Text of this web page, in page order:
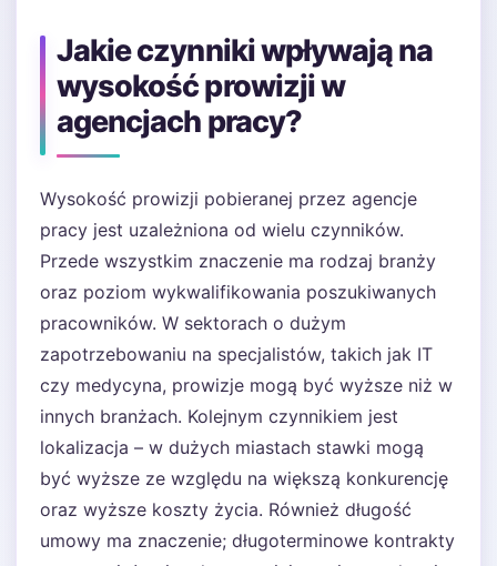
Jakie czynniki wpływają na
wysokość prowizji w
agencjach pracy?
Wysokość prowizji pobieranej przez agencje
pracy jest uzależniona od wielu czynników.
Przede wszystkim znaczenie ma rodzaj branży
oraz poziom wykwalifikowania poszukiwanych
pracowników. W sektorach o dużym
zapotrzebowaniu na specjalistów, takich jak IT
czy medycyna, prowizje mogą być wyższe niż w
innych branżach. Kolejnym czynnikiem jest
lokalizacja – w dużych miastach stawki mogą
być wyższe ze względu na większą konkurencję
oraz wyższe koszty życia. Również długość
umowy ma znaczenie; długoterminowe kontrakty